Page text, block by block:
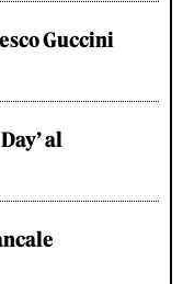
Guccini
al